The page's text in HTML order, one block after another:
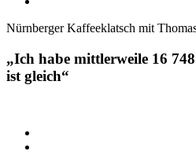
Nürnberger Kaffeeklatsch mit
„Ich habe mittlerweile 16
ist gleich“